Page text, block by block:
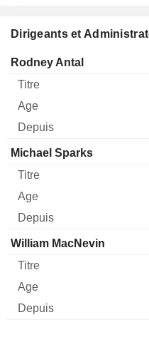
Dirigeants et
Dirigeant Titre
Rodney Antal
Michael Sparks
William MacNevin